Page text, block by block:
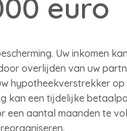
euro
Uw inkomen
overlijden van uw
hypotheekverstrekker
kan een tijdelijke
een aantal maanden te